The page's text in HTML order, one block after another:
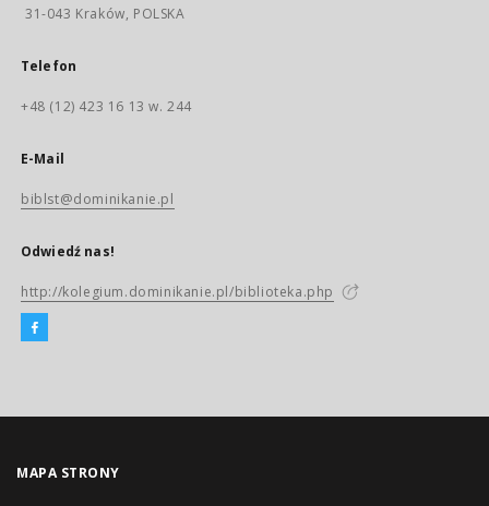
31-043 Kraków, POLSKA
Telefon
+48 (12) 423 16 13 w. 244
E-Mail
biblst@dominikanie.pl
Odwiedź nas!
http://kolegium.dominikanie.pl/biblioteka.php
MAPA STRONY